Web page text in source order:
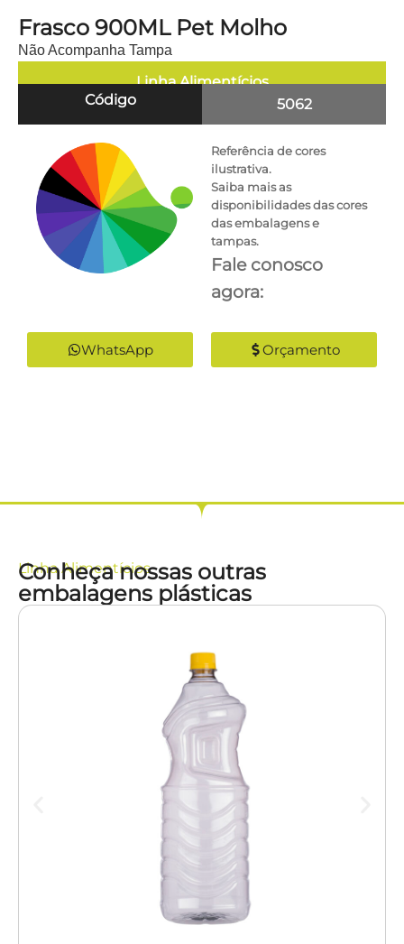
Frasco 900ML Pet Molho
Não Acompanha Tampa
Linha Alimentícios
Código
5062
Referência de cores
ilustrativa.
Saiba mais as
disponibilidades das cores
das embalagens e
tampas.
Fale conosco
agora:
WhatsApp Orçamento
LinhaAlimentícios
Conheça nossas outras
embalagens plásticas